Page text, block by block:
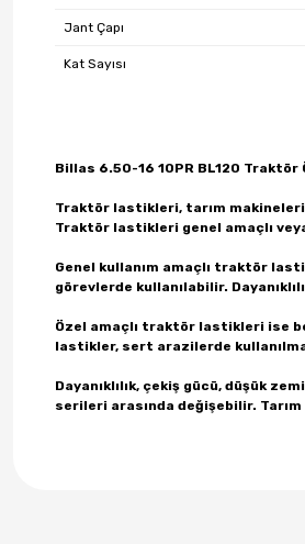
Jant Çapı
Kat Sayısı
Billas 6.50-16 10PR BL120 Traktör
Traktör lastikleri, tarım
Traktör lastikleri genel amaçlı
Genel kullanım amaçlı traktör
görevlerde kullanılabilir.
Özel amaçlı traktör lastikleri ise
lastikler, sert arazilerde
Dayanıklılık, çekiş gücü, düşük
serileri arasında değişebilir.